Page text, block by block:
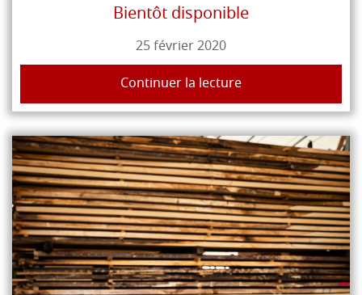
Bientôt disponible
25 février 2020
Continuer la lecture